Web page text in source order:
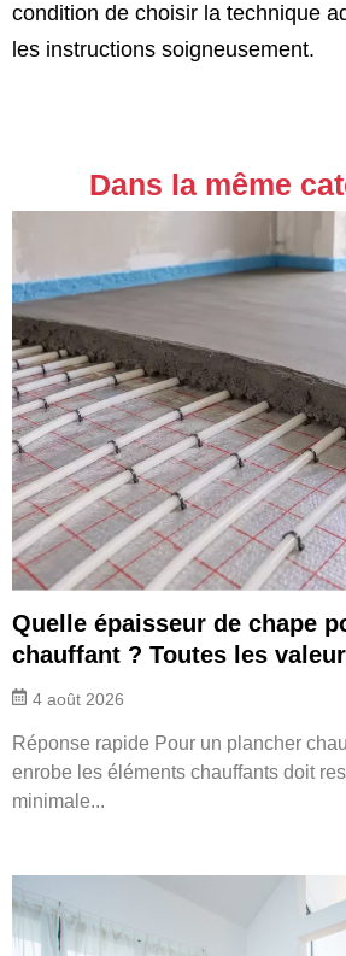
condition de choisir la technique
les instructions soigneusement.
Dans la même
Quelle épaisseur de chape
chauffant ? Toutes les
4 août 2026
Réponse rapide Pour un plancher
enrobe les éléments chauffants doit
minimale...